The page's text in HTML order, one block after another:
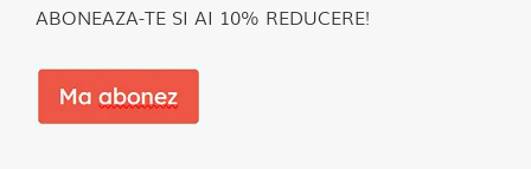
ABONEAZA-TE SI AI 10% REDUCERE!